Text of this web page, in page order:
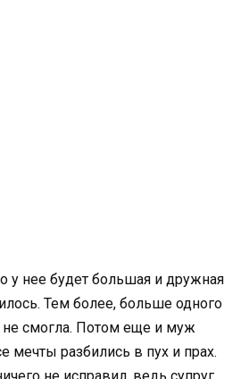
у нее будет большая и дружная
Тем более, больше одного
не смогла. Потом еще и муж
мечты разбились в пух и прах.